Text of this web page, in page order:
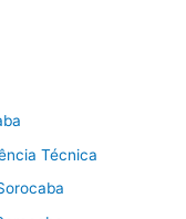
Técnica